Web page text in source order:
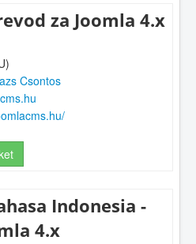
za Joomla 4.x
Csontos
Indonesia -
4.x